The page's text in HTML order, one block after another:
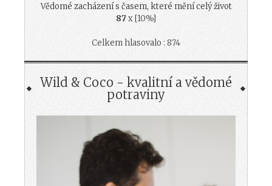
Vědomé zacházení s časem, které mění celý život
87x [10%]
Celkem hlasovalo : 874
Wild & Coco - kvalitní a vědomé
potraviny